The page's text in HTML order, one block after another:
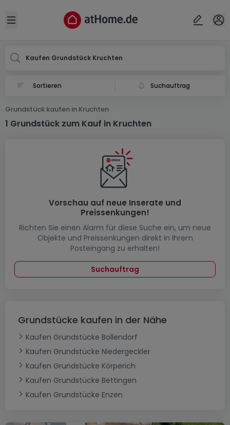
Open sidebar
Kaufen Grundstück Kruchten
Suchauftrag
Grundstück kaufen in Kruchten
1 Grundstück zum Kauf in Kruchten
Vorschau auf neue Inserate und
Preissenkungen!
Richten Sie einen Alarm für diese Suche ein, um neue
Objekte und Preissenkungen direkt in Ihrem
Posteingang zu erhalten!
Suchauftrag
Grundstücke kaufen in der Nähe
Kaufen Grundstücke Bollendorf
Kaufen Grundstücke Niedergeckler
Kaufen Grundstücke Körperich
Kaufen Grundstücke Bettingen
Kaufen Grundstücke Enzen
Ort
Abbrechen ok